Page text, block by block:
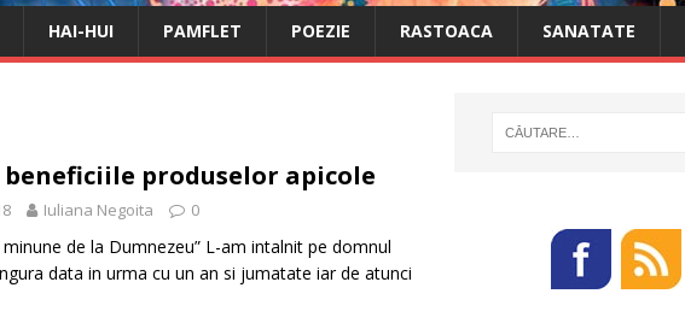
HAI-HUI PAMFLET POEZIE RASTOACA SANATATE
beneficiile produselor apicole
Iuliana Negoita 0
de la Dumnezeu” L-am intalnit pe domnul
data in urma cu un an si jumatate iar de atunci